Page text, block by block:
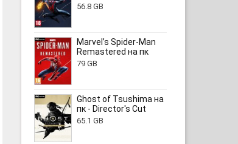
56.8 GB
Marvel’s Spider-Man
Remastered на пк
79 GB
Ghost of Tsushima на
пк - Director's Cut
65.1 GB